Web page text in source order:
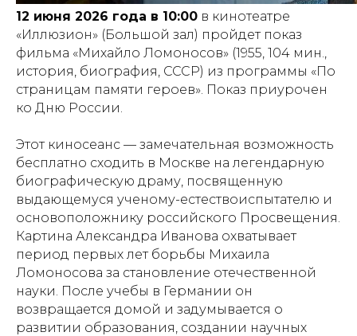
12 июня 2026 года в 10:00 в кинотеатре
«Иллюзион» (Большой зал) пройдет показ
фильма «Михайло Ломоносов» (1955, 104 мин.,
история, биография, СССР) из программы «По
страницам памяти героев». Показ приурочен
ко Дню России.
Этот киносеанс — замечательная возможность
бесплатно сходить в Москве на легендарную
биографическую драму, посвященную
выдающемуся ученому-естествоиспытателю и
основоположнику российского Просвещения.
Картина Александра Иванова охватывает
период первых лет борьбы Михаила
Ломоносова за становление отечественной
науки. После учебы в Германии он
возвращается домой и задумывается о
развитии образования, создании научных